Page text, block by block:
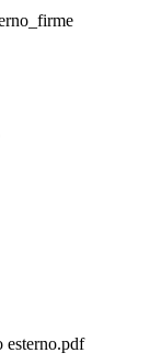
esterno.pdf